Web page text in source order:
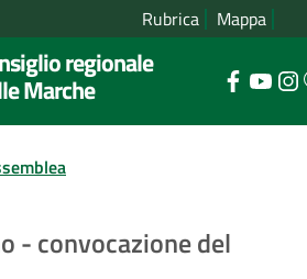
Rubrica Mappa
regionale
Marche
- convocazione del